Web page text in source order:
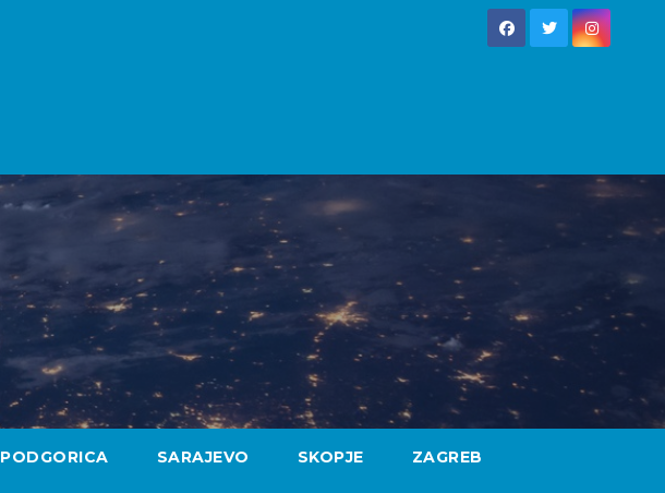
PODGORICA SARAJEVO SKOPJE ZAGREB